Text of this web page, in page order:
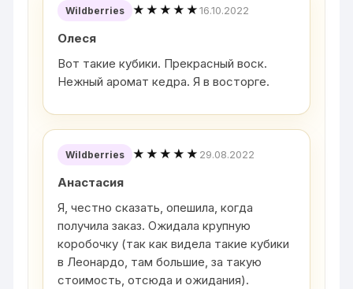
Wildberries ★★★★★16.10.2022
Олеся
Вот такие кубики. Прекрасный воск.
Нежный аромат кедра. Я в восторге.
Wildberries ★★★★★ 29.08.2022
Анастасия
Я, честно сказать, опешила, когда
получила заказ. Ожидала крупную
коробочку (так как видела такие кубики
в Леонардо, там большие, за такую
стоимость, отсюда и ожидания).